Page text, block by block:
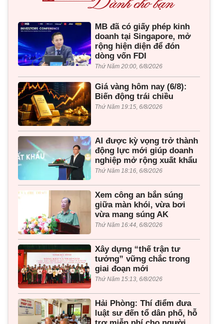
MB đã có giấy phép kinh
doanh tại Singapore, mở
rộng hiện diện để đón
dòng vốn FDI
Thứ Năm 20:00, 6/8/2026
Giá vàng hôm nay (6/8):
Biến động trái chiều
Thứ Năm 19:15, 6/8/2026
AI được kỳ vọng trở thành
động lực mới giúp doanh
nghiệp mở rộng xuất khẩu
Thứ Năm 18:16, 6/8/2026
Xem công an bắn súng
giữa màn khói, vừa bơi
vừa mang súng AK
Thứ Năm 16:44, 6/8/2026
Xây dựng “thế trận tư
tưởng” vững chắc trong
giai đoạn mới
Thứ Năm 15:13, 6/8/2026
Hải Phòng: Thí điểm đưa
luật sư đến tổ dân phố, hỗ